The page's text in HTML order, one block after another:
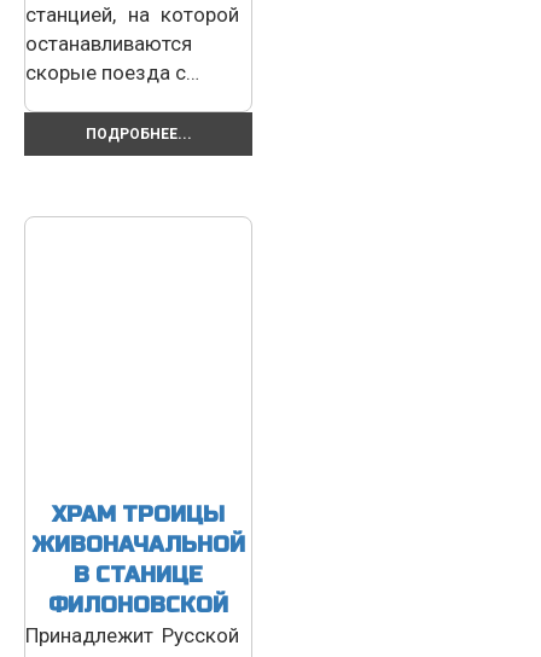
станцией, на которой
останавливаются
скорые поезда с…
ПОДРОБНЕЕ...
ХРАМ ТРОИЦЫ
ЖИВОНАЧАЛЬНОЙ
В СТАНИЦЕ
ФИЛОНОВСКОЙ
Принадлежит Русской